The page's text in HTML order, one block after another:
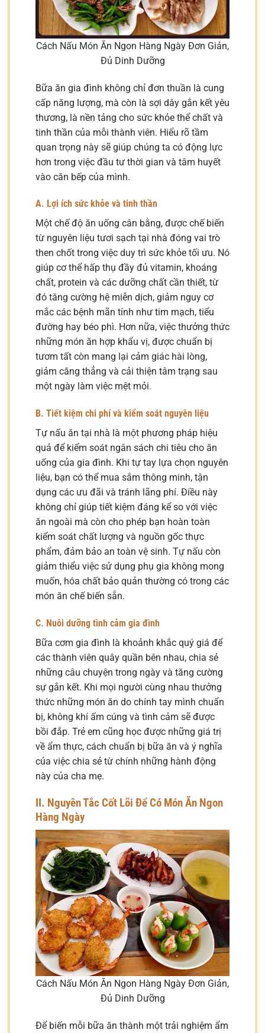
Cách Nấu Món Ăn Ngon Hàng Ngày Đơn Giản,
Đủ Dinh Dưỡng
Bữa ăn gia đình không chỉ đơn thuần là cung
cấp năng lượng, mà còn là sợi dây gắn kết yêu
thương, là nền tảng cho sức khỏe thể chất và
tinh thần của mỗi thành viên. Hiểu rõ tầm
quan trọng này sẽ giúp chúng ta có động lực
hơn trong việc đầu tư thời gian và tâm huyết
vào căn bếp của mình.
A. Lợi ích sức khỏe và tinh thần
Một chế độ ăn uống cân bằng, được chế biến
từ nguyên liệu tươi sạch tại nhà đóng vai trò
then chốt trong việc duy trì sức khỏe tối ưu. Nó
giúp cơ thể hấp thụ đầy đủ vitamin, khoáng
chất, protein và các dưỡng chất cần thiết, từ
đó tăng cường hệ miễn dịch, giảm nguy cơ
mắc các bệnh mãn tính như tim mạch, tiểu
đường hay béo phì. Hơn nữa, việc thưởng thức
những món ăn hợp khẩu vị, được chuẩn bị
tươm tất còn mang lại cảm giác hài lòng,
giảm căng thẳng và cải thiện tâm trạng sau
một ngày làm việc mệt mỏi.
B. Tiết kiệm chi phí và kiểm soát nguyên liệu
Tự nấu ăn tại nhà là một phương pháp hiệu
quả để kiểm soát ngân sách chi tiêu cho ăn
uống của gia đình. Khi tự tay lựa chọn nguyên
liệu, bạn có thể mua sắm thông minh, tận
dụng các ưu đãi và tránh lãng phí. Điều này
không chỉ giúp tiết kiệm đáng kể so với việc
ăn ngoài mà còn cho phép bạn hoàn toàn
kiểm soát chất lượng và nguồn gốc thực
phẩm, đảm bảo an toàn vệ sinh. Tự nấu còn
giảm thiểu việc sử dụng phụ gia không mong
muốn, hóa chất bảo quản thường có trong các
món ăn chế biến sẵn.
C. Nuôi dưỡng tình cảm gia đình
Bữa cơm gia đình là khoảnh khắc quý giá để
các thành viên quây quần bên nhau, chia sẻ
những câu chuyện trong ngày và tăng cường
sự gắn kết. Khi mọi người cùng nhau thưởng
thức những món ăn do chính tay mình chuẩn
bị, không khí ấm cúng và tình cảm sẽ được
bồi đắp. Trẻ em cũng học được những giá trị
về ẩm thực, cách chuẩn bị bữa ăn và ý nghĩa
của việc chia sẻ từ chính những hành động
này của cha mẹ.
II. Nguyên Tắc Cốt Lõi Để Có Món Ăn Ngon
Hàng Ngày
Cách Nấu Món Ăn Ngon Hàng Ngày Đơn Giản,
Đủ Dinh Dưỡng
Để biến mỗi bữa ăn thành một trải nghiệm ẩm